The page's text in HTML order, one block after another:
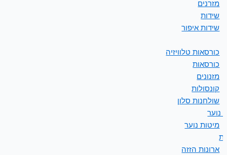
מזרנים
שידות
שידות איפור
כורסאות טלוויזיה
כורסאות
מזנונים
קונסולות
שולחנות סלון
נוער
מיטות נוער
ארונות הזזה